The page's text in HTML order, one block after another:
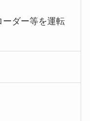
ダー等を運転